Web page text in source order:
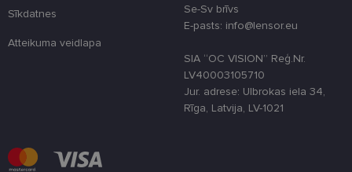
Sīkdatnes
Atteikuma veidlapa
Se-Sv brīvs
E-pasts: info@lensor.eu
SIA “OC VISION” Reģ.Nr.
LV40003105710
Jur. adrese: Ulbrokas iela 34,
Rīga, Latvija, LV-1021
tīmekļa
www.lensor.eu
1 gads
www.lensor.eu 1 gads